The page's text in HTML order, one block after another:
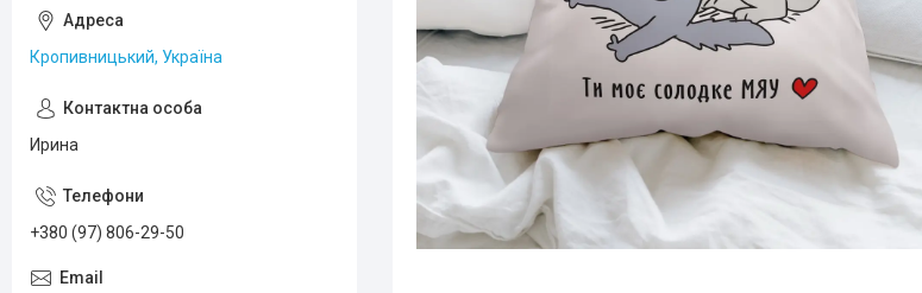
Кропивницький, Україна
Ирина
+380 (97) 806-29-50